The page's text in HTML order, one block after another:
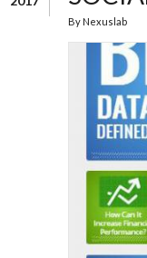
By Nexuslab